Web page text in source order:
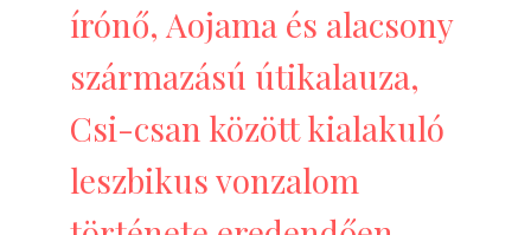
írónő, Aojama és alacsony
származású útikalauza,
Csi-csan között kialakuló
leszbikus vonzalom